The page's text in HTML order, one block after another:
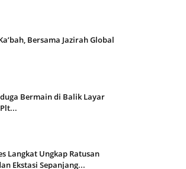
Bersama Jazirah Global
Bermain di Balik Layar
Langkat Ungkap Ratusan
Ekstasi Sepanjang...